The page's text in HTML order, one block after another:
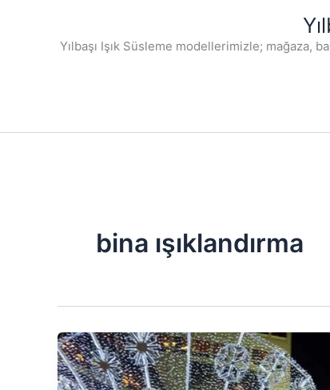
Yılbaşı Işık Süsleme modellerimizle; mağaza,
bina ışıklandırma